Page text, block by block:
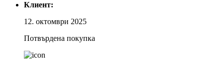
Клиент:
12. октомври 2025
Потвърдена покупка